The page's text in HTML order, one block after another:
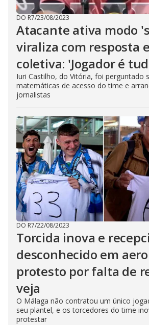
DO R7/23/08/2023
Atacante ativa modo
viraliza com resposta
coletiva: 'Jogador é
Iuri Castilho, do Vitória, foi perguntado
matemáticas de acesso do time e
jornalistas
DO R7/22/08/2023
Torcida inova e
desconhecido em
protesto por falta de
veja
O Málaga não contratou um único
seu plantel, e os torcedores do time
protestar